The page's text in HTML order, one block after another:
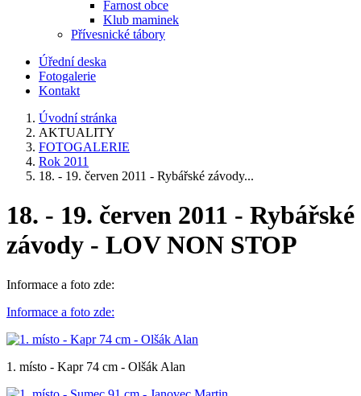
Farnost obce
Klub maminek
Přívesnické tábory
Úřední deska
Fotogalerie
Kontakt
Úvodní stránka
AKTUALITY
FOTOGALERIE
Rok 2011
18. - 19. červen 2011 - Rybářské závody...
18. - 19. červen 2011 - Rybářské
závody - LOV NON STOP
Informace a foto zde:
Informace a foto zde:
1. místo - Kapr 74 cm - Olšák Alan